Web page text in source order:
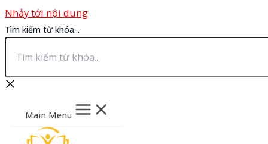
Nhảy tới nội dung
Tìm kiếm từ khóa...
Main Menu